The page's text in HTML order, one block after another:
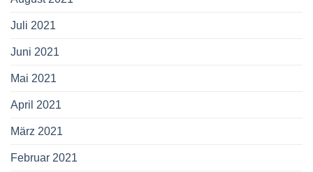
Juli 2021
Juni 2021
Mai 2021
April 2021
März 2021
Februar 2021